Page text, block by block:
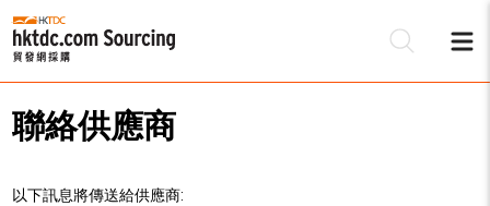
聯絡供應商
以下訊息將傳送給供應商: